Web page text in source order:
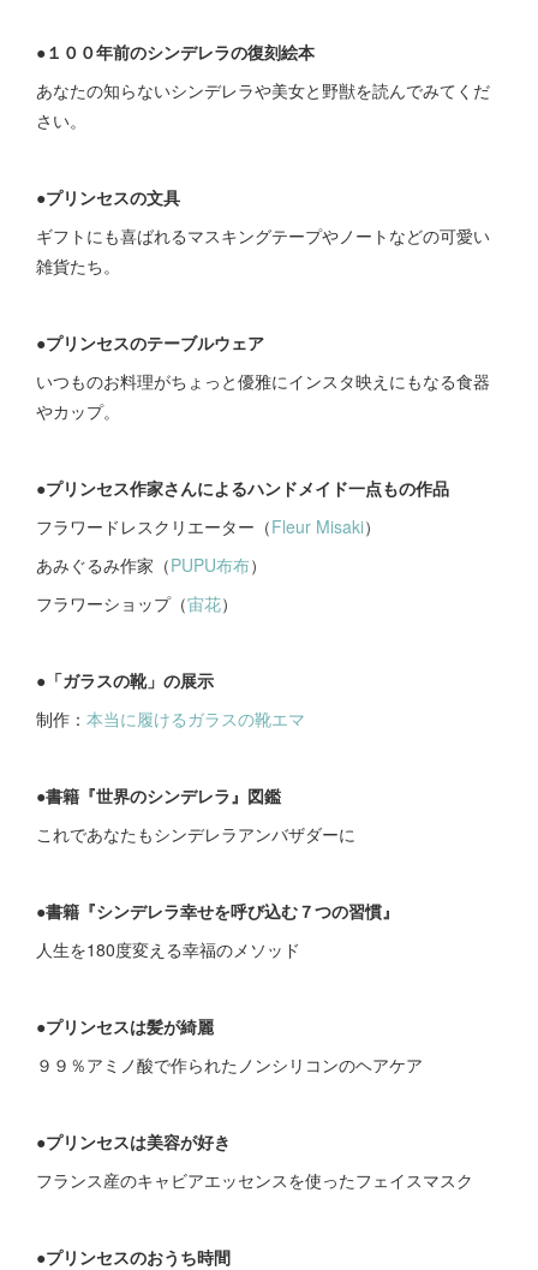
●１００年前のシンデレラの復刻絵本
あなたの知らないシンデレラや美女と野獣を読んでみてくだ
さい。
●プリンセスの文具
ギフトにも喜ばれるマスキングテープやノートなどの可愛い
雑貨たち。
●プリンセスのテーブルウェア
いつものお料理がちょっと優雅にインスタ映えにもなる食器
やカップ。
●プリンセス作家さんによるハンドメイド一点もの作品
フラワードレスクリエーター（Fleur Misaki）
あみぐるみ作家（PUPU布布）
フラワーショップ（宙花）
●「ガラスの靴」の展示
制作： 本当に履けるガラスの靴エマ
●書籍『世界のシンデレラ』図鑑
これであなたもシンデレラアンバザダーに
●書籍『シンデレラ幸せを呼び込む７つの習慣』
人生を180度変える幸福のメソッド
●プリンセスは髪が綺麗
９９％アミノ酸で作られたノンシリコンのヘアケア
●プリンセスは美容が好き
フランス産のキャビアエッセンスを使ったフェイスマスク
●プリンセスのおうち時間